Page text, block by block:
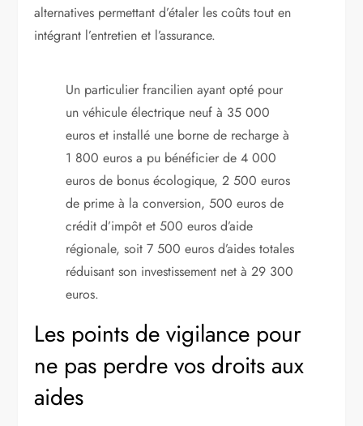
alternatives permettant d’étaler les coûts tout en
intégrant l’entretien et l’assurance.
Un particulier francilien ayant opté pour
un véhicule électrique neuf à 35 000
euros et installé une borne de recharge à
1 800 euros a pu bénéficier de 4 000
euros de bonus écologique, 2 500 euros
de prime à la conversion, 500 euros de
crédit d’impôt et 500 euros d’aide
régionale, soit 7 500 euros d’aides totales
réduisant son investissement net à 29 300
euros.
Les points de vigilance pour
ne pas perdre vos droits aux
aides